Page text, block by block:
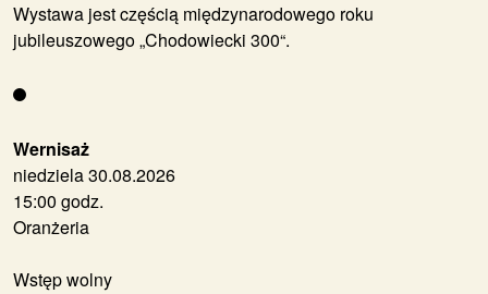
Wernisaż
niedziela 30.08.2026
15:00 godz.
Oranżeria
Wstęp wolny
Wystawa jest częścią międzynarodowego roku
jubileuszowego „Chodowiecki 300“.